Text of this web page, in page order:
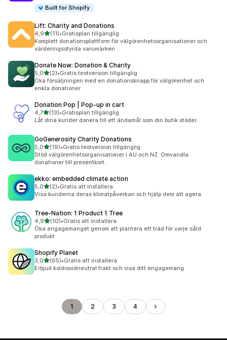
Built for Shopify
Lift: Charity and Donations
4,9av 5 stjärnor
(11)
11 recensioner totalt
•Gratisplan tillgänglig
Komplett donationsplattform för välgörenhetsorganisationer och
värderingsstyrda varumärken
Donate Now: Donation & Charity
5,0av 5 stjärnor
(2)
2 recensioner totalt
•Gratis testversion tillgänglig
Öka försäljningen med en donationsknapp för välgörenhet och
enkla donationer
Donation Pop | Pop‑up in cart
4,7av 5 stjärnor
(13)
13 recensioner totalt
•Gratisplan tillgänglig
Låt dina kunder donera till ett ändamål som din butik stöder.
GoGenerosity Charity Donations
5,0av 5 stjärnor
(19)
19 recensioner totalt
•Gratis testversion tillgänglig
Stöd välgörenhetsorganisationer i AU och NZ. Omvandla
donationer till presentkort.
ekko: embedded climate action
5,0av 5 stjärnor
(2)
2 recensioner totalt
•Gratis att installera
Visa kunderna deras klimatpåverkan och hjälp dem att agera.
Tree‑Nation: 1 Product 1 Tree
4,9av 5 stjärnor
(10)
10 recensioner totalt
•Gratis att installera
Öka engagemanget genom att plantera ett träd för varje såld
produkt
Shopify Planet
3,0av 5 stjärnor
(65)
65 recensioner totalt
•Gratis att installera
Erbjud koldioxidneutral frakt och visa ditt engagemang
1 2 3 4